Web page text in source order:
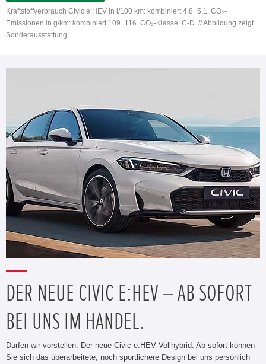
Kraftstoffverbrauch Civic e:HEV in l/100 km: kombiniert 4,8−5,1. CO₂-
Emissionen in g/km: kombiniert 109−116. CO₂-Klasse: C-D. // Abbildung zeigt
Sonderausstattung.
DER NEUE CIVIC E:HEV – AB SOFORT
BEI UNS IM HANDEL.
Dürfen wir vorstellen: Der neue Civic e:HEV Vollhybrid. Ab sofort können
Sie sich das überarbeitete, noch sportlichere Design bei uns persönlich